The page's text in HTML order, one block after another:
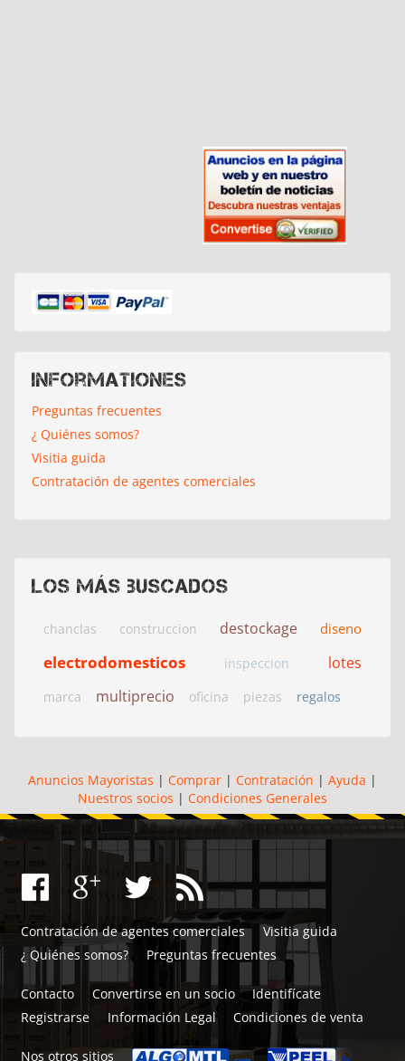
Informationes
Preguntas frecuentes
¿ Quiénes somos?
Visitia guida
Contratación de agentes comerciales
Los más buscados
chanclas construccion destockage diseno
electrodomesticos inspeccion lotes
marca multiprecio oficina piezas regalos
Anuncios Mayoristas | Comprar | Contratación | Ayuda |
Nuestros socios | Condiciones Generales
Contratación de agentes comerciales
Visitia guida
¿ Quiénes somos?
Preguntas frecuentes
Contacto Convertirse en un socio
Identifícate
Registrarse
Información Legal Condiciones de venta
Nos otros sitios